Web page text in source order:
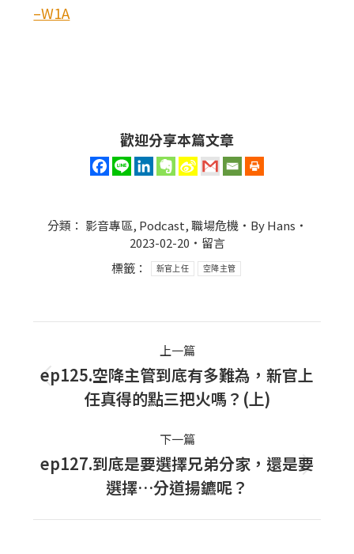
–W1A
歡迎分享本篇文章
分類： 影音專區, Podcast,職場危機 ByHans
2023-02-20
留言
標籤：
新官上任 空降主管
navigation
上一篇
上
一
篇
文
章：
ep125.空降主管到底有多難為，新官上
任真得的點三把火嗎？(上)
下一篇
下
一
篇
ep127.到底是要選擇兄弟分家，還是要
選擇…分道揚鑣呢？